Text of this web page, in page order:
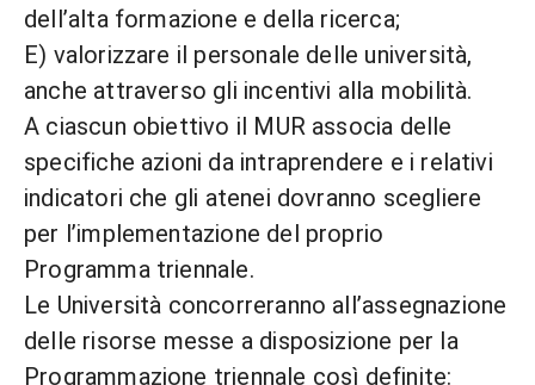
dell’alta formazione e della ricerca;
E) valorizzare il personale delle università,
anche attraverso gli incentivi alla mobilità.
A ciascun obiettivo il MUR associa delle
specifiche azioni da intraprendere e i relativi
indicatori che gli atenei dovranno scegliere
per l’implementazione del proprio
Programma triennale.
Le Università concorreranno all’assegnazione
delle risorse messe a disposizione per la
Programmazione triennale così definite: